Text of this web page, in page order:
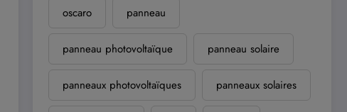
oscaro panneau
panneau photovoltaïque panneau solaire
panneaux photovoltaïques panneaux solaires